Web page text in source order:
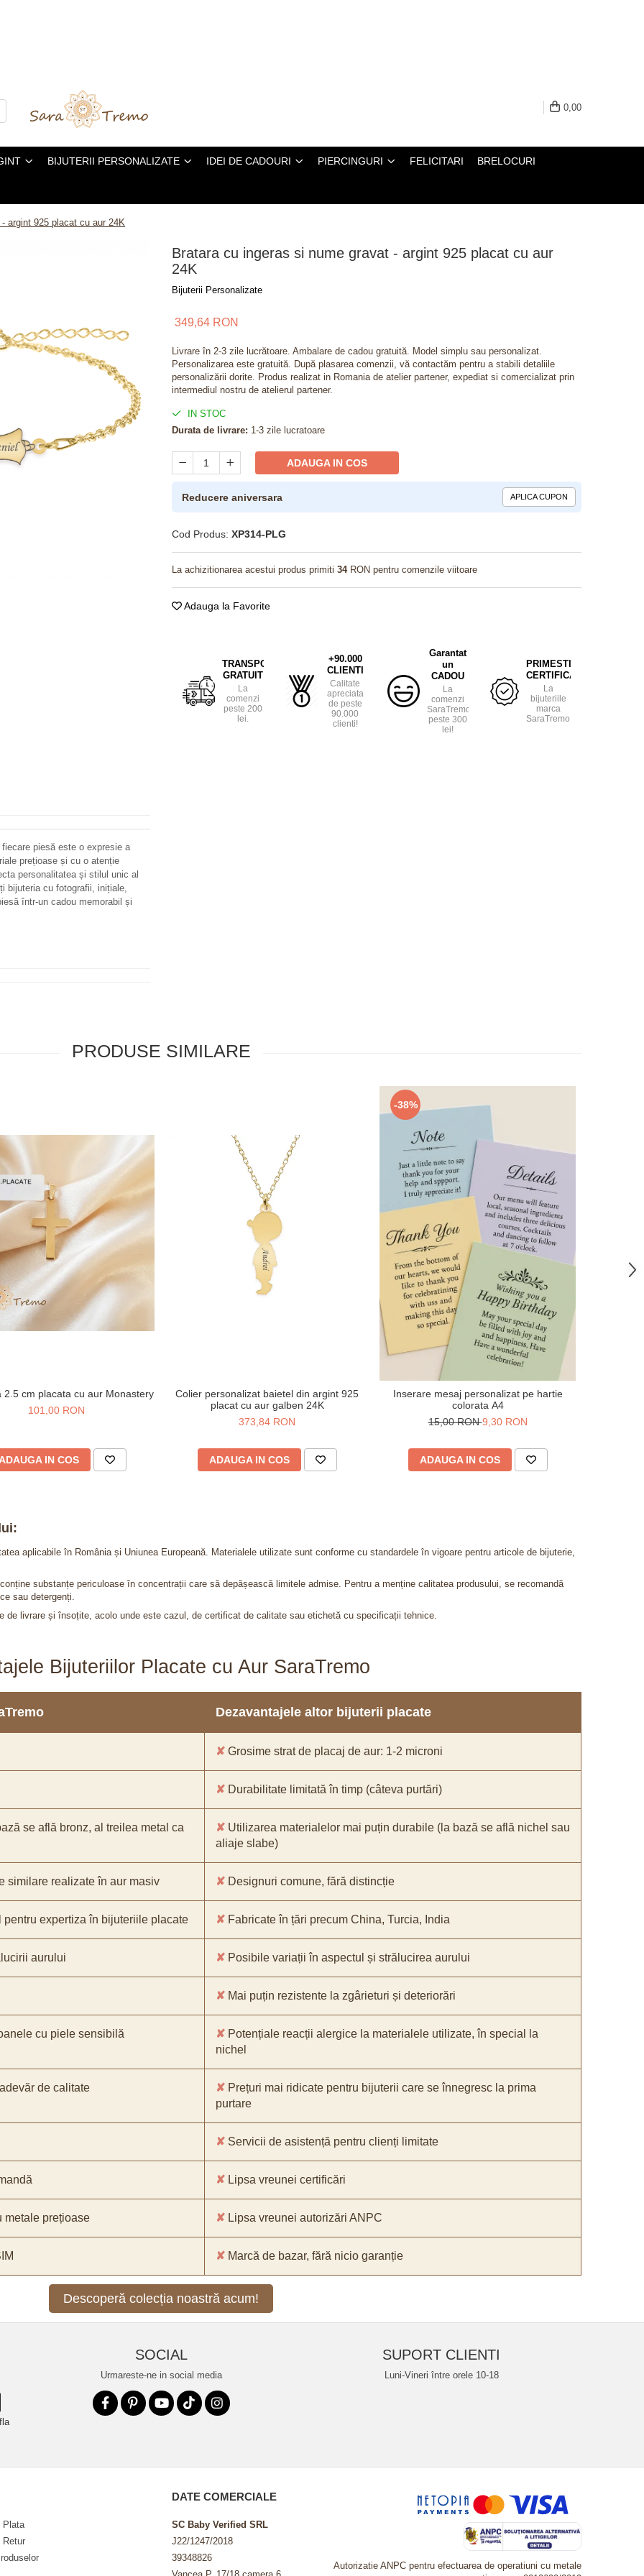
0,00
BIJUTERII PERSONALIZATE IDEI DE CADOURI PIERCINGURI FELICITARI BRELOCURI
argint 925 placat cu aur 24K
Bratara cu ingeras si nume gravat - argint 925 placat cu aur
24K
Bijuterii Personalizate
349,64 RON
Livrare în 2-3 zile lucrătoare. Ambalare de cadou gratuită. Model simplu sau personalizat.
Personalizarea este gratuită. După plasarea comenzii, vă contactăm pentru a stabili detaliile
personalizării dorite. Produs realizat in Romania de atelier partener, expediat si comercializat prin
intermediul nostru de atelierul partener.
IN STOC
Durata de livrare: 1-3 zile lucratoare
ADAUGA IN COS
Reducere aniversara APLICA CUPON
Cod Produs: XP314-PLG
La achizitionarea acestui produs primiti 34RON pentru comenzile viitoare
Adauga la Favorite
TRANSPORT
GRATUIT
La
comenzi
peste 200
lei.
+90.000
CLIENTI
Calitate
apreciata
de peste
90.000
clienti!
Garantat
un
CADOU
La
comenzi
SaraTremo
peste 300
lei!
PRIMESTI
CERTIFICAT
La
bijuteriile
marca
SaraTremo.
piesă este o expresie a
prețioase și cu o atenție
personalitatea și stilul unic al
bijuteria cu fotografii, inițiale,
într-un cadou memorabil și
PRODUSE SIMILARE
2.5 cm placata cu aur Monastery
101,00 RON
IN COS
Colier personalizat baietel din argint 925
placat cu aur galben 24K
373,84 RON
ADAUGA IN COS
-38%
Inserare mesaj personalizat pe hartie
colorata A4
15,00 RON9,30 RON
ADAUGA IN COS
aplicabile în România și Uniunea Europeană. Materialele utilizate sunt conforme cu standardele în vigoare pentru articole de bijuterie,
substanțe periculoase în concentrații care să depășească limitele admise. Pentru a menține calitatea produsului, se recomandă
sau detergenți.
de livrare și însoțite, acolo unde este cazul, de certificat de calitate sau etichetă cu specificații tehnice.
Bijuteriilor Placate cu Aur SaraTremo
Dezavantajele altor bijuterii placate
✘ Grosime strat de placaj de aur: 1-2 microni
✘ Durabilitate limitată în timp (câteva purtări)
se află bronz, al treilea metal ca ✘ Utilizarea materialelor mai puțin durabile (la bază se află nichel sau
aliaje slabe)
similare realizate în aur masiv ✘ Designuri comune, fără distincție
expertiza în bijuteriile placate ✘ Fabricate în țări precum China, Turcia, India
aurului ✘ Posibile variații în aspectul și strălucirea aurului
✘ Mai puțin rezistente la zgârieturi și deteriorări
cu piele sensibilă ✘ Potențiale reacții alergice la materialele utilizate, în special la
nichel
de calitate ✘ Prețuri mai ridicate pentru bijuterii care se înnegresc la prima
purtare
✘ Servicii de asistență pentru clienți limitate
✘ Lipsa vreunei certificări
metale prețioase ✘ Lipsa vreunei autorizări ANPC
✘ Marcă de bazar, fără nicio garanție
Descoperă colecția noastră acum!
SOCIAL
Urmareste-ne in social media
SUPORT CLIENTI
Luni-Vineri între orele 10-18
Plata
Retur
DATE COMERCIALE
SC Baby Verified SRL
J22/1247/2018
39348826
Vancea P. 17/18 camera 6
Autorizatie ANPC pentru efectuarea de operatiuni cu metale